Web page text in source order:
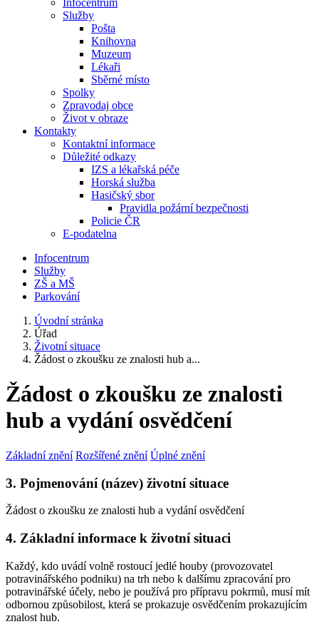
Infocentrum
Služby
Pošta
Knihovna
Muzeum
Lékaři
Sběrné místo
Spolky
Zpravodaj obce
Život v obraze
Kontakty
Kontaktní informace
Důležité odkazy
IZS a lékařská péče
Horská služba
Hasičský sbor
Pravidla požární bezpečnosti
Policie ČR
E-podatelna
Infocentrum
Služby
ZŠ a MŠ
Parkování
Úvodní stránka
Úřad
Životní situace
Žádost o zkoušku ze znalosti hub a...
Žádost o zkoušku ze znalosti
hub a vydání osvědčení
Základní znění Rozšířené znění Úplné znění
3. Pojmenování (název) životní situace
Žádost o zkoušku ze znalosti hub a vydání osvědčení
4. Základní informace k životní situaci
Každý, kdo uvádí volně rostoucí jedlé houby (provozovatel
potravinářského podniku) na trh nebo k dalšímu zpracování pro
potravinářské účely, nebo je používá pro přípravu pokrmů, musí mít
odbornou způsobilost, která se prokazuje osvědčením prokazujícím
znalost hub.